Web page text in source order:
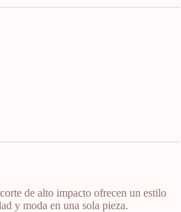
de alto impacto ofrecen un estilo
y moda en una sola pieza.